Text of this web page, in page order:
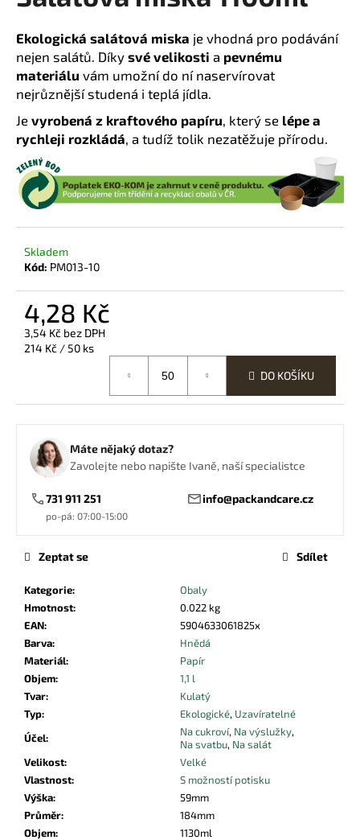
Ekologická salátová miska je vhodná pro podávání
nejen salátů. Díky své velikosti a pevnému
materiálu vám umožní do ní naservírovat
nejrůznější studená i teplá jídla.
Je vyrobená z kraftového papíru , který se lépe a
rychleji rozkládá , a tudíž tolik nezatěžuje přírodu.
Skladem
Kód: PM013-10
4,28 Kč
3,54 Kč bez DPH
Měrná
214 Kč / 50 ks
DO KOŠÍKU
Máte nějaký dotaz?
Zavolejte nebo napište Ivaně, naší specialistce
731 911 251
po-pá: 07:00-15:00
info@packandcare.cz
Kategorie:
Obaly
Hmotnost:
0.022 kg
EAN:
5904633061825x
Barva:
Hnědá
Materiál:
Papír
Objem:
1,1 l
Tvar:
Kulatý
Typ: Ekologické, Uzavíratelné
Účel: Na cukroví, Na výslužky,
Na svatbu, Na salát
Velikost:
Velké
Vlastnost:
S možností potisku
Výška:
59mm
Průměr:
184mm
Objem:
1130ml
Zeptat se Sdílet
j
í
t
?
HLEDAT
D
o
p
o
u
j
KELÍMEK
PRŮHLEDNÝ
95MM
Kč